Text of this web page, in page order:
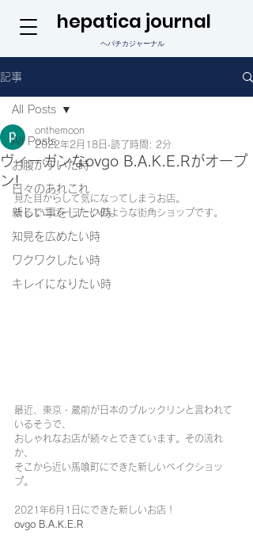
hepatica journal
ヘパチカジャーナル
記事
All Posts
お腹がすいた時
日々のあれこれ
新しい事をしたい時
知見を広めたい時
ワクワクしたい時
キレイになりたい時
All Posts
ヴィーガンなovgo B.A.K.E.Rがオープ
ン!
onthemoon
2022年2月18日 読了時間: 2分
見た目からして気になってしまうお店。
まるでニューヨークのような街角ショップです。
最近、東京・蔵前が日本のブルックリンと言われて
いるそうで、
おしゃれなお店が続々とできています。その流れ
か、
そこから近い馬喰町にできた新しいベイクショッ
プ。
2021年6月1日にできた新しいお店！
ovgo B.A.K.E.R